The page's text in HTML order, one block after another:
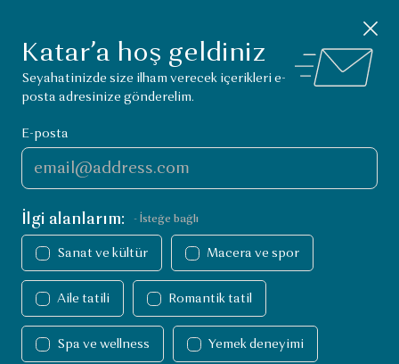
Katar’da yapılacak şeyleri keşfet.
İNDİR
Bildirimi kapat
VisitQatar Ana Sayfası
Katar’da yapabilecekleriniz
Macera ve spor
Spor mekanları
Yapabilecekleriniz
Spor mekanları
Katar’a hoş geldiniz
Seyahatinizde size ilham verecek içerikleri e-
posta adresinize gönderelim.
E-posta
İlgi alanlarım: - İsteğe bağlı
Sanat ve kültür Macera ve spor
Aile tatili Romantik tatil
Spa ve wellness Yemek deneyimi